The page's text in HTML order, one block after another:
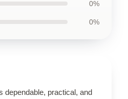
0%
0%
dependable, practical, and